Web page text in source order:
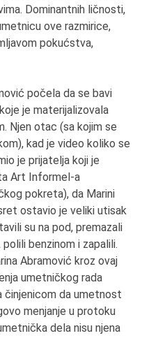
Dominantnih ličnosti,
ove razmirice,
pokućstva,
počela da se bavi
je materijalizovala
Njen otac (sa kojim se
kad je video koliko se
je prijatelja koji je
Art Informel-a
pokreta), da Marini
ostavio je veliki utisak
su na pod, premazali
benzinom i zapalili.
Abramović kroz ovaj
umetničkog rada
činjenicom da umetnost
menjanje u protoku
dela nisu njena